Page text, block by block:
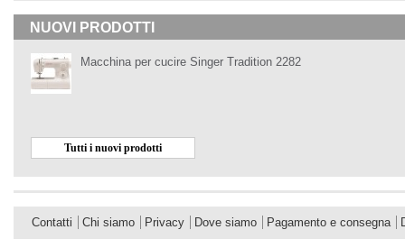
NUOVI PRODOTTI
Macchina per cucire Singer Tradition 2282
Tutti i nuovi prodotti
Contatti Chi siamo Privacy Dove siamo Pagamento e consegna